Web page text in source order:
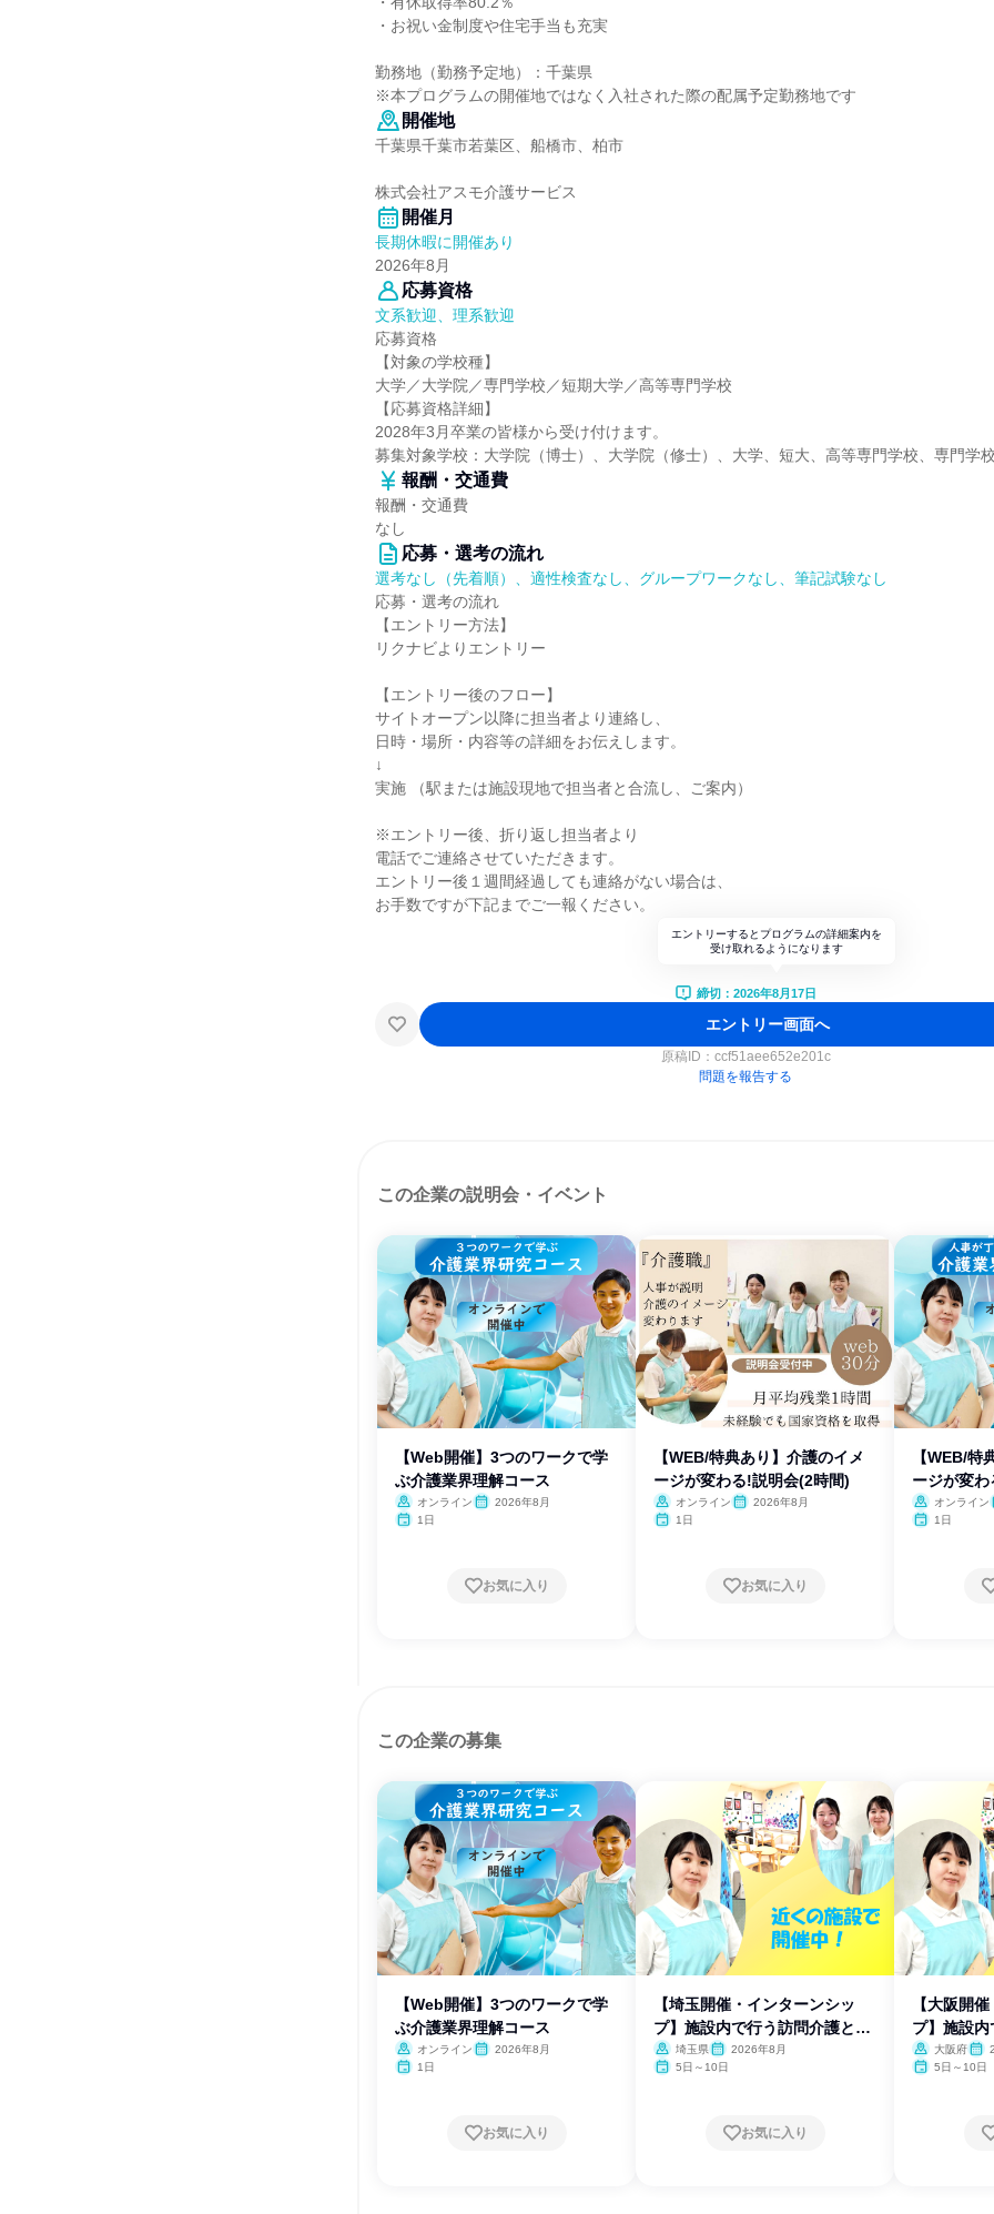
・お祝い金制度や住宅手当も充実
勤務地（勤務予定地）：千葉県
※本プログラムの開催地ではなく入社された際の配属予定勤務地です
開催地
千葉県千葉市若葉区、船橋市、柏市
株式会社アスモ介護サービス
開催月
長期休暇に開催あり
2026年8月
応募資格
文系歓迎、理系歓迎
応募資格
【対象の学校種】
大学／大学院／専門学校／短期大学／高等専門学校
【応募資格詳細】
2028年3月卒業の皆様から受け付けます。
募集対象学校：大学院（博士）、大学院（修士）、大学、短大、高等専門学校、専門学校
報酬・交通費
報酬・交通費
なし
応募・選考の流れ
選考なし（先着順）、適性検査なし、グループワークなし、筆記試験なし
応募・選考の流れ
【エントリー方法】
リクナビよりエントリー
【エントリー後のフロー】
サイトオープン以降に担当者より連絡し、
日時・場所・内容等の詳細をお伝えします。
↓
実施 （駅または施設現地で担当者と合流し、ご案内）
※エントリー後、折り返し担当者より
電話でご連絡させていただきます。
エントリー後１週間経過しても連絡がない場合は、
お手数ですが下記までご一報ください。
エントリーするとプログラムの詳細案内を
受け取れるようになります
締切：2026年8月17日
エントリー画面へ
原稿ID： ccf51aee652e201c
問題を報告する
この企業の説明会・イベント
【Web開催】3つのワークで学
ぶ介護業界理解コース
オンライン
2026年8月
1日
お気に入り
【WEB/特典あり】介護のイメ
ージが変わる!説明会(2時間)
オンライン
2026年8月
1日
お気に入り
【WEB/特
ージが変
オンライン
1日
この企業の募集
【Web開催】3つのワークで学
ぶ介護業界理解コース
オンライン
2026年8月
1日
お気に入り
【埼玉開催・インターンシッ
プ】施設内で行う訪問介護と
は?埼玉県
2026年8月
5日～10日
お気に入り
【大阪開
プ】施設内
は?大阪府
5日～10日